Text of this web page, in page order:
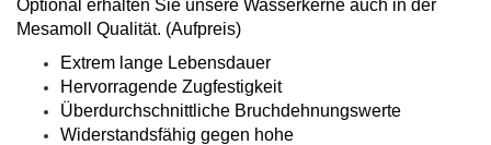
Optional erhalten Sie unsere Wasserkerne auch in der
Mesamoll Qualität. (Aufpreis)
Extrem lange Lebensdauer
Hervorragende Zugfestigkeit
Überdurchschnittliche Bruchdehnungswerte
Widerstandsfähig gegen hohe